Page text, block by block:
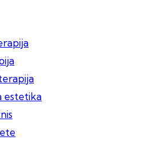
estetika